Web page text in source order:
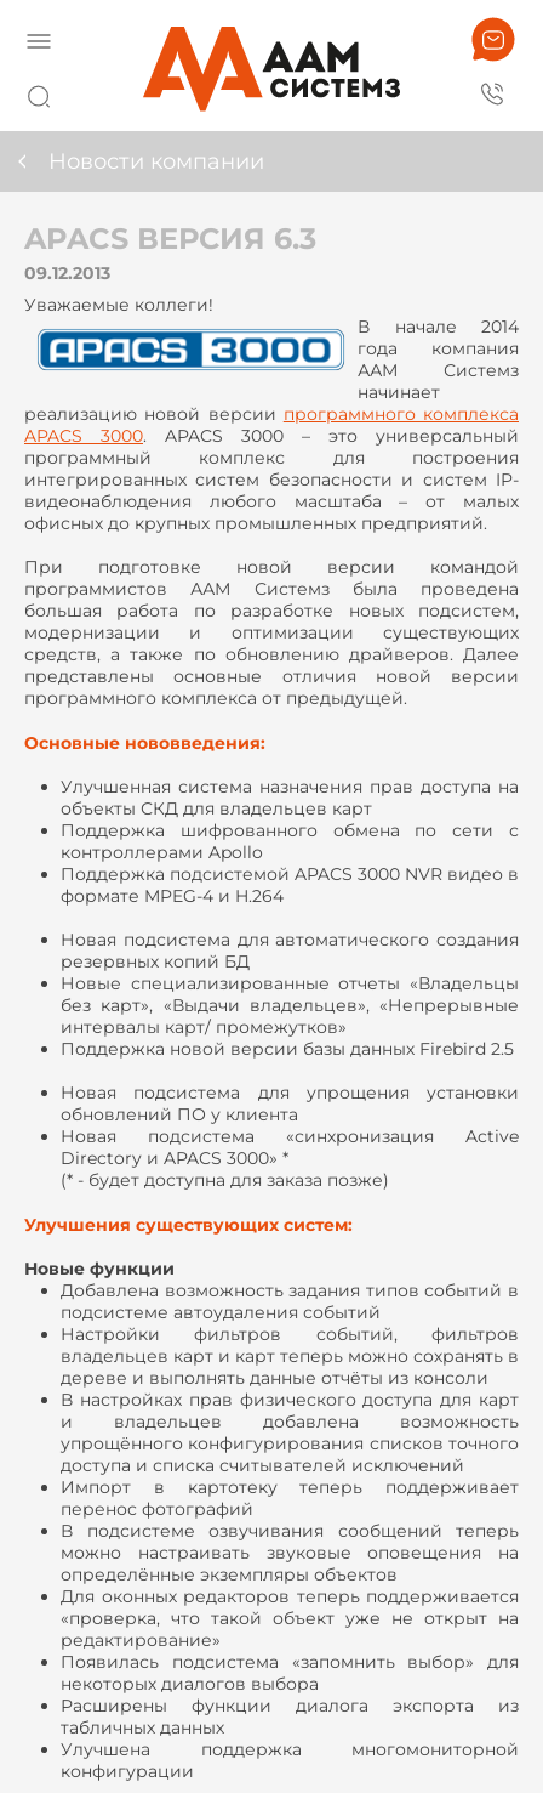
Новости компании
APACS ВЕРСИЯ 6.3
09.12.2013
Уважаемые коллеги!
В начале 2014
года компания
ААМ Системз
начинает
реализацию новой версии программного комплекса
APACS 3000. APACS 3000 – это универсальный
программный комплекс для построения
интегрированных систем безопасности и систем IP-
видеонаблюдения любого масштаба – от малых
офисных до крупных промышленных предприятий.
При подготовке новой версии командой
программистов ААМ Системз была проведена
большая работа по разработке новых подсистем,
модернизации и оптимизации существующих
средств, а также по обновлению драйверов. Далее
представлены основные отличия новой версии
программного комплекса от предыдущей.
Основные нововведения:
Улучшенная система назначения прав доступа на
объекты СКД для владельцев карт
Поддержка шифрованного обмена по сети с
контроллерами Apollo
Поддержка подсистемой APACS 3000 NVR видео в
формате MPEG-4 и H.264
Новая подсистема для автоматического создания
резервных копий БД
Новые специализированные отчеты «Владельцы
без карт», «Выдачи владельцев», «Непрерывные
интервалы карт/ промежутков»
Поддержка новой версии базы данных Firebird 2.5
Новая подсистема для упрощения установки
обновлений ПО у клиента
Новая подсистема «синхронизация Active
Directory и APACS 3000» *
(* - будет доступна для заказа позже)
Улучшения существующих систем:
Новые функции
Добавлена возможность задания типов событий в
подсистеме автоудаления событий
Настройки фильтров событий, фильтров
владельцев карт и карт теперь можно сохранять в
дереве и выполнять данные отчёты из консоли
В настройках прав физического доступа для карт
и владельцев добавлена возможность
упрощённого конфигурирования списков точного
доступа и списка считывателей исключений
Импорт в картотеку теперь поддерживает
перенос фотографий
В подсистеме озвучивания сообщений теперь
можно настраивать звуковые оповещения на
определённые экземпляры объектов
Для оконных редакторов теперь поддерживается
«проверка, что такой объект уже не открыт на
редактирование»
Появилась подсистема «запомнить выбор» для
некоторых диалогов выбора
Расширены функции диалога экспорта из
табличных данных
Улучшена поддержка многомониторной
конфигурации